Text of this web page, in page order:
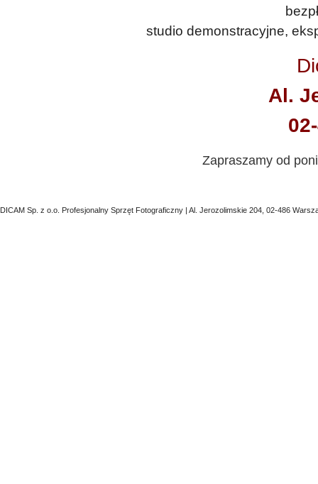
studio demonstracyjne,
Al.
Zapraszamy od
DICAM Sp. z o.o. Profesjonalny Sprzęt Fotograficzny | Al. Jerozolimskie 204, 02-486